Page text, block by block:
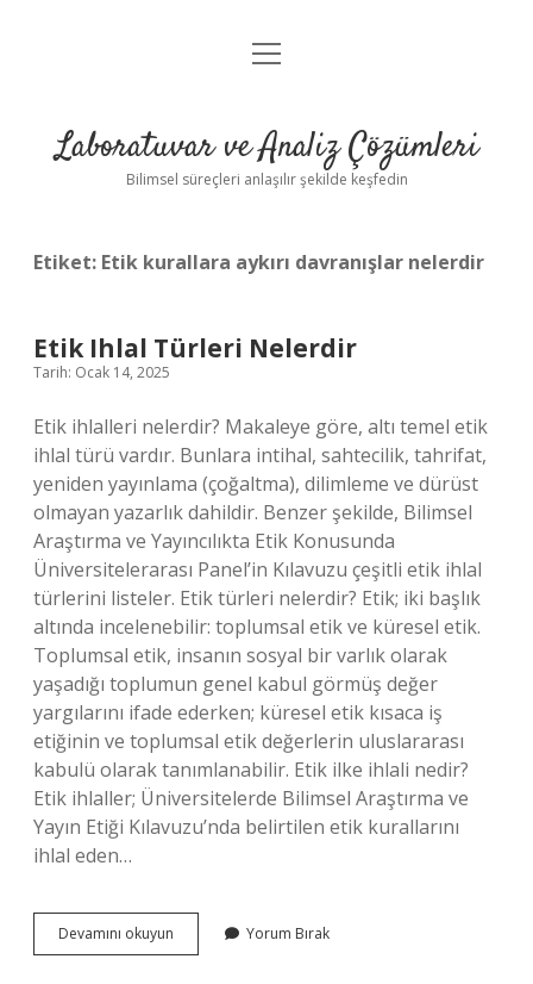
Anasayfa
Yasal Uyarı
menüyü
Laboratuvar ve Analiz Çözümleri
Bilimsel süreçleri anlaşılır şekilde keşfedin
Etiket: Etik kurallara aykırı davranışlar nelerdir
Etik Ihlal Türleri Nelerdir
Tarih: Ocak 14, 2025
Etik ihlalleri nelerdir? Makaleye göre, altı temel etik
ihlal türü vardır. Bunlara intihal, sahtecilik, tahrifat,
yeniden yayınlama (çoğaltma), dilimleme ve dürüst
olmayan yazarlık dahildir. Benzer şekilde, Bilimsel
Araştırma ve Yayıncılıkta Etik Konusunda
Üniversitelerarası Panel’in Kılavuzu çeşitli etik ihlal
türlerini listeler. Etik türleri nelerdir? Etik; iki başlık
altında incelenebilir: toplumsal etik ve küresel etik.
Toplumsal etik, insanın sosyal bir varlık olarak
yaşadığı toplumun genel kabul görmüş değer
yargılarını ifade ederken; küresel etik kısaca iş
etiğinin ve toplumsal etik değerlerin uluslararası
kabulü olarak tanımlanabilir. Etik ilke ihlali nedir?
Etik ihlaller; Üniversitelerde Bilimsel Araştırma ve
Yayın Etiği Kılavuzu’nda belirtilen etik kurallarını
ihlal eden…
Devamını okuyun
Ihlal
Yorum Bırak